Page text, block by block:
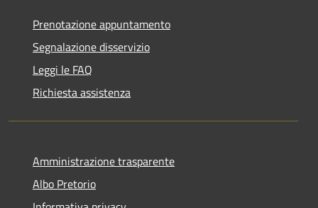
Prenotazione appuntamento
Segnalazione disservizio
Leggi le FAQ
Richiesta assistenza
Amministrazione trasparente
Albo Pretorio